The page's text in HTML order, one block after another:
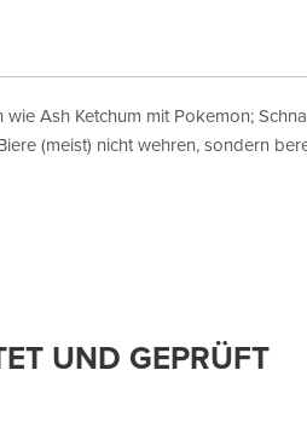
wie Ash Ketchum mit Pokemon;
(meist) nicht wehren, sondern
UND GEPRÜFT